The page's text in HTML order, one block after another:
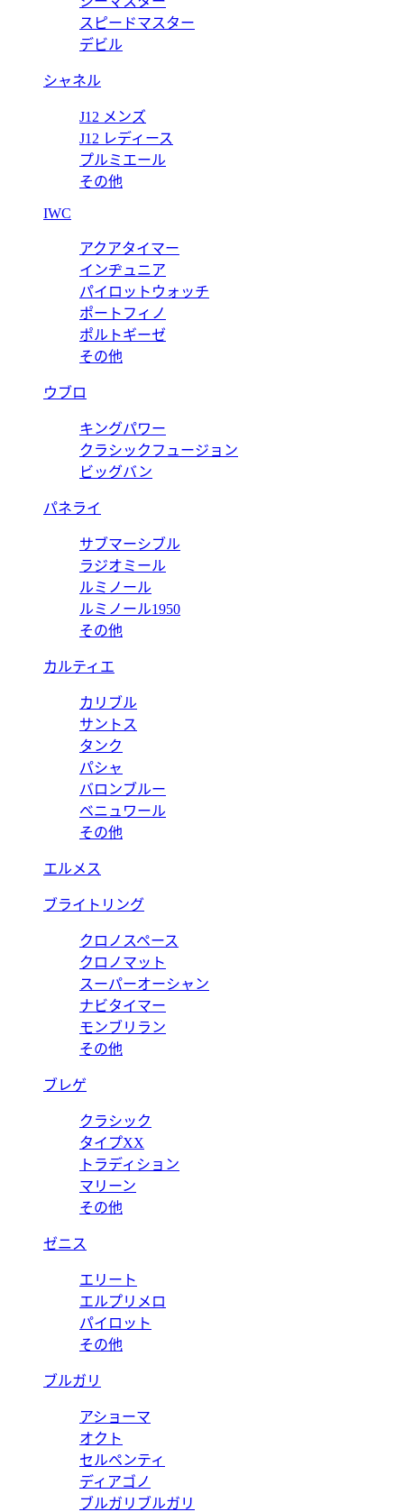
スピードマスター
デビル
シャネル
J12 メンズ
J12 レディース
プルミエール
その他
IWC
アクアタイマー
インヂュニア
パイロットウォッチ
ポートフィノ
ポルトギーゼ
その他
ウブロ
キングパワー
クラシックフュージョン
ビッグバン
パネライ
サブマーシブル
ラジオミール
ルミノール
ルミノール1950
その他
カルティエ
カリブル
サントス
タンク
パシャ
バロンブルー
ベニュワール
その他
エルメス
ブライトリング
クロノスペース
クロノマット
スーパーオーシャン
ナビタイマー
モンブリラン
その他
ブレゲ
クラシック
タイプXX
トラディション
マリーン
その他
ゼニス
エリート
エルプリメロ
パイロット
その他
ブルガリ
アショーマ
オクト
セルペンティ
ディアゴノ
ブルガリブルガリ